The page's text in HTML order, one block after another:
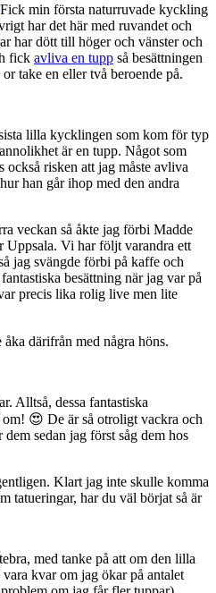
min första naturruvade kyckling
har det här med ruvandet och
har dött till höger och vänster och
fick avliva en tupp så besättningen
take en eller två beroende på.
lilla kycklingen som kom för typ
är en tupp. Något som
risken att jag måste avliva
han går ihop med den andra
veckan så åkte jag förbi Madde
Uppsala. Vi har följt varandra ett
jag svängde förbi på kaffe och
besättning när jag var på
precis lika rolig live men lite
därifrån med några höns.
Alltså, dessa fantastiska
om! 😍 De är så otroligt vackra och
sedan jag först såg dem hos
Klart jag inte skulle komma
tatueringar, har du väl börjat så är
med tanke på att om den lilla
kvar om jag ökar på antalet